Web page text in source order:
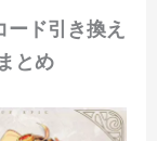
ド引き換え
とめ